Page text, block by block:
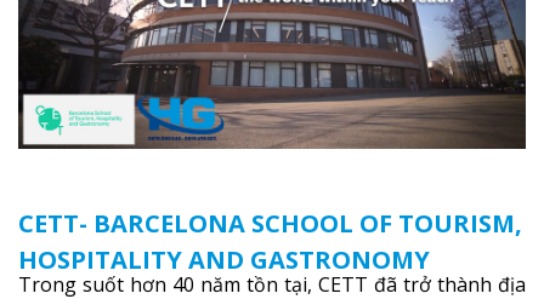
CETT- BARCELONA SCHOOL OF TOURISM,
HOSPITALITY AND GASTRONOMY
Trong suốt hơn 40 năm tồn tại, CETT đã trở thành địa